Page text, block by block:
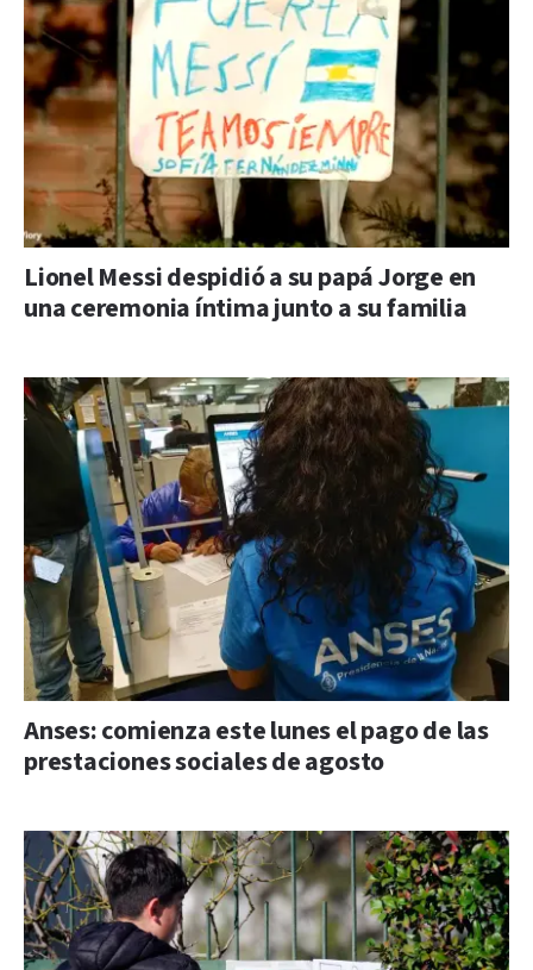
Lionel Messi despidió a su papá Jorge en
una ceremonia íntima junto a su familia
Anses: comienza este lunes el pago de las
prestaciones sociales de agosto